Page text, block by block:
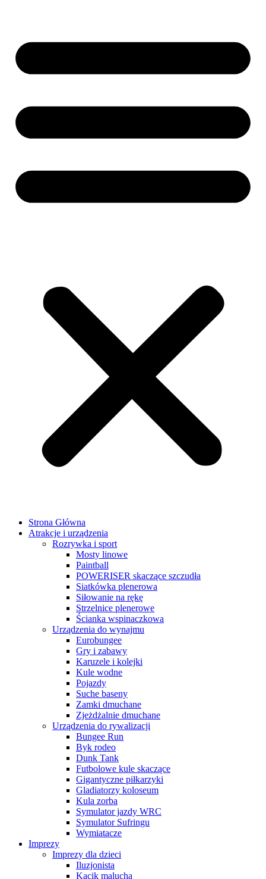
Strona Główna
Atrakcje i urządzenia
Rozrywka i sport
Mosty linowe
Paintball
POWERISER skaczące szczudła
Siatkówka plenerowa
Siłowanie na rękę
Strzelnice plenerowe
Ścianka wspinaczkowa
Urządzenia do wynajmu
Eurobungee
Gry i zabawy
Karuzele i kolejki
Kule wodne
Pojazdy
Suche baseny
Zamki dmuchane
Zjeżdżalnie dmuchane
Urządzenia do rywalizacji
Bungee Run
Byk rodeo
Dunk Tank
Futbolowe kule skaczące
Gigantyczne piłkarzyki
Gladiatorzy koloseum
Kula zorba
Symulator jazdy WRC
Symulator Sufringu
Wymiatacze
Imprezy
Imprezy dla dzieci
Iluzjonista
Kącik malucha